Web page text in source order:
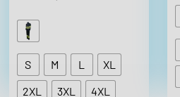
S M L
XL
2XL
3XL 4XL